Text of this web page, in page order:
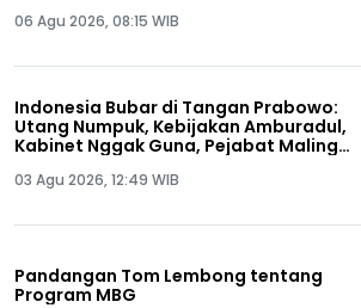
06 Agu 2026, 08:15 WIB
Indonesia Bubar di Tangan Prabowo:
Utang Numpuk, Kebijakan Amburadul,
Kabinet Nggak Guna, Pejabat Maling
03 Agu 2026, 12:49 WIB
Pandangan Tom Lembong tentang
Program MBG